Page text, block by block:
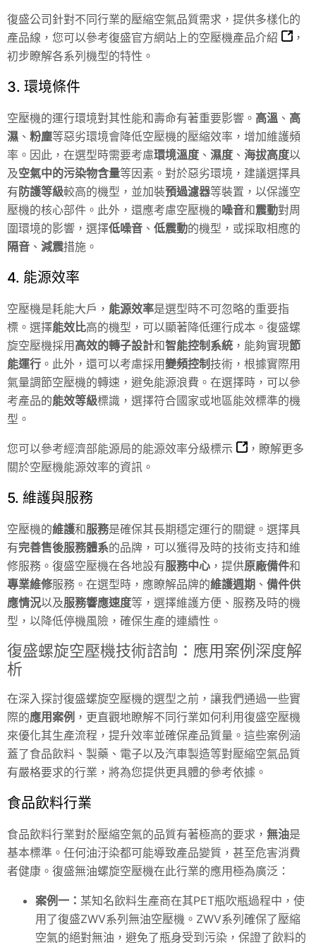
復盛公司針對不同行業的壓縮空氣品質需求，提供多樣化的
產品線，您可以參考復盛官方網站上的空壓機產品介紹
，
初步瞭解各系列機型的特性。
3. 環境條件
空壓機的運行環境對其性能和壽命有著重要影響。 高溫 、 高
濕 、 粉塵等惡劣環境會降低空壓機的壓縮效率，增加維護頻
率。因此，在選型時需要考慮環境溫度 、 濕度 、 海拔高度以
及空氣中的污染物含量等因素。對於惡劣環境，建議選擇具
有防護等級較高的機型，並加裝預過濾器等裝置，以保護空
壓機的核心部件。此外，還應考慮空壓機的噪音和震動對周
圍環境的影響，選擇低噪音 、 低震動的機型，或採取相應的
隔音 、 減震措施。
4. 能源效率
空壓機是耗能大戶， 能源效率是選型時不可忽略的重要指
標。選擇能效比高的機型，可以顯著降低運行成本。復盛螺
旋空壓機採用高效的轉子設計和智能控制系統 ，能夠實現節
能運行 。此外，還可以考慮採用變頻控制技術，根據實際用
氣量調節空壓機的轉速，避免能源浪費。在選擇時，可以參
考產品的能效等級標識，選擇符合國家或地區能效標準的機
型。
您可以參考經濟部能源局的能源效率分級標示
，瞭解更多
關於空壓機能源效率的資訊。
5. 維護與服務
空壓機的維護和服務是確保其長期穩定運行的關鍵。選擇具
有完善售後服務體系的品牌，可以獲得及時的技術支持和維
修服務。復盛空壓機在各地設有服務中心 ，提供原廠備件和
專業維修服務。在選型時，應瞭解品牌的維護週期 、 備件供
應情況以及服務響應速度等，選擇維護方便、服務及時的機
型，以降低停機風險，確保生產的連續性。
復盛螺旋空壓機技術諮詢：應用案例深度解
析
在深入探討復盛螺旋空壓機的選型之前，讓我們通過一些實
際的應用案例 ，更直觀地瞭解不同行業如何利用復盛空壓機
來優化其生產流程，提升效率並確保產品質量。這些案例涵
蓋了食品飲料、製藥、電子以及汽車製造等對壓縮空氣品質
有嚴格要求的行業，將為您提供更具體的參考依據。
食品飲料行業
食品飲料行業對於壓縮空氣的品質有著極高的要求， 無油是
基本標準。任何油汙染都可能導致產品變質，甚至危害消費
者健康。復盛無油螺旋空壓機在此行業的應用極為廣泛：
案例一： 某知名飲料生產商在其PET瓶吹瓶過程中，使
用了復盛ZWV系列無油空壓機。ZWV系列確保了壓縮
空氣的絕對無油，避免了瓶身受到污染，保證了飲料的